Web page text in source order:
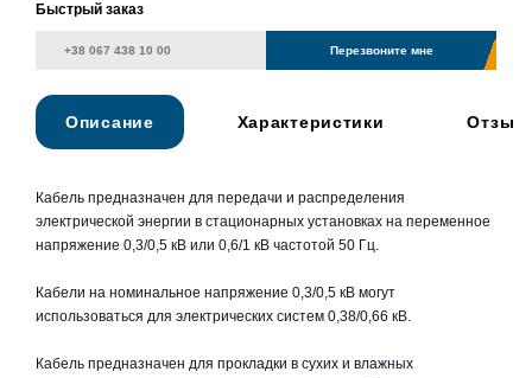
Быстрый заказ
Перезвоните мне
Описание Характеристики
Кабель предназначен для передачи и распределения
электрической энергии в стационарных установках на переменное
напряжение 0,3/0,5 кВ или 0,6/1 кВ частотой 50 Гц.
Кабели на номинальное напряжение 0,3/0,5 кВ могут
использоваться для электрических систем 0,38/0,66 кВ.
Кабель предназначен для прокладки в сухих и влажных